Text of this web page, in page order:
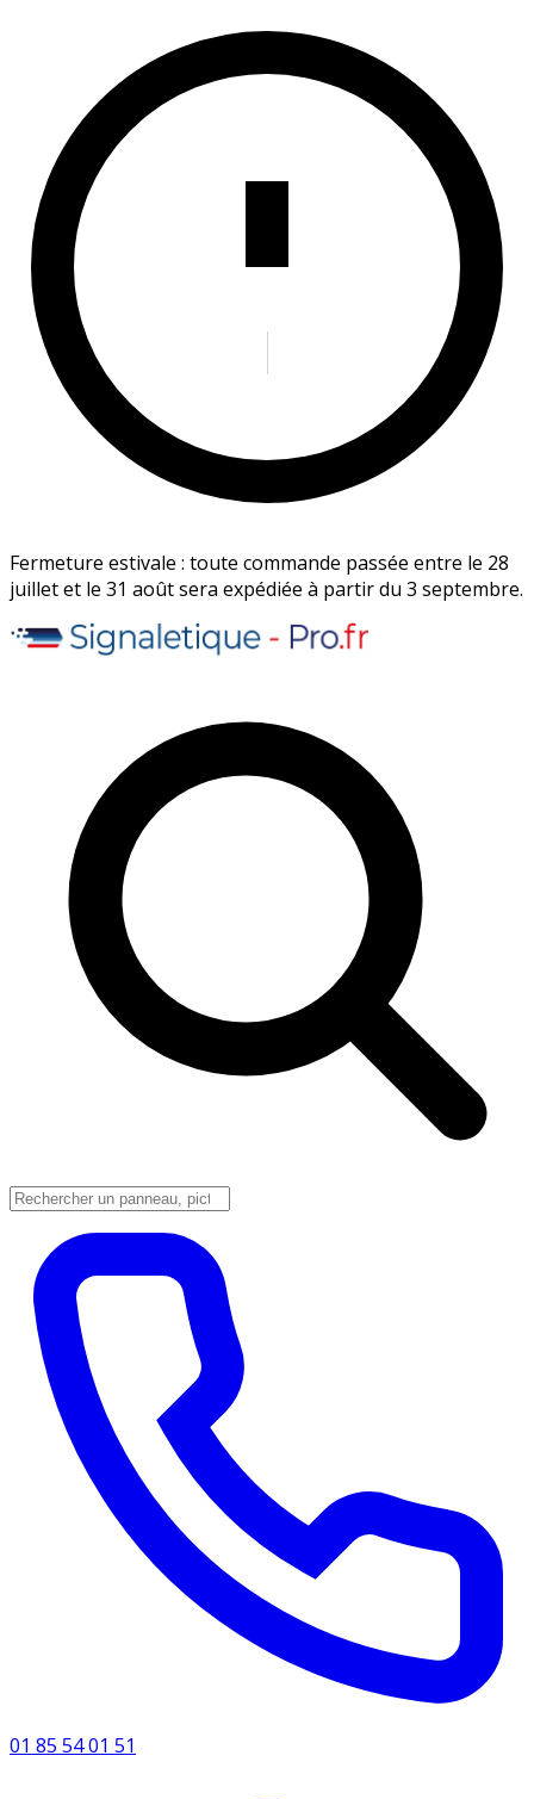
Fermeture estivale : toute commande passée entre le 28
juillet et le 31 août sera expédiée à partir du 3 septembre.
01 85 54 01 51